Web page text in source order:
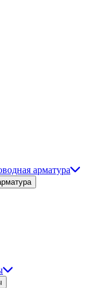
арматура